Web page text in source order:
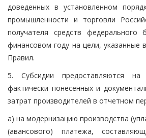
доведенных в установленном
промышленности и торговли
получателя средств
финансовом году на цели, указанные
Правил.
5. Субсидии предоставляются на
фактически понесенных и
затрат производителей в отчетном
а) на модернизацию производства
(авансового) платежа,